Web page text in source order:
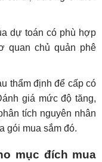
dự toán có phù hợp
quan chủ quản phê
thẩm định để cấp có
giá mức độ tăng,
tích nguyên nhân
gói mua sắm đó.
mục đích mua